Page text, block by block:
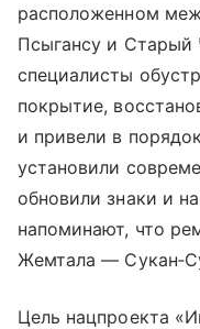
расположенном
Псыгансу и Старый
специалисты
покрытие,
и привели в
установили
обновили знаки и
напоминают, что
Жемтала —
Цель нацпроекта